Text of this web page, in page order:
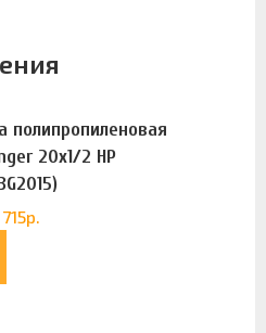
полипропиленовая
20х1/2 НР
715р.